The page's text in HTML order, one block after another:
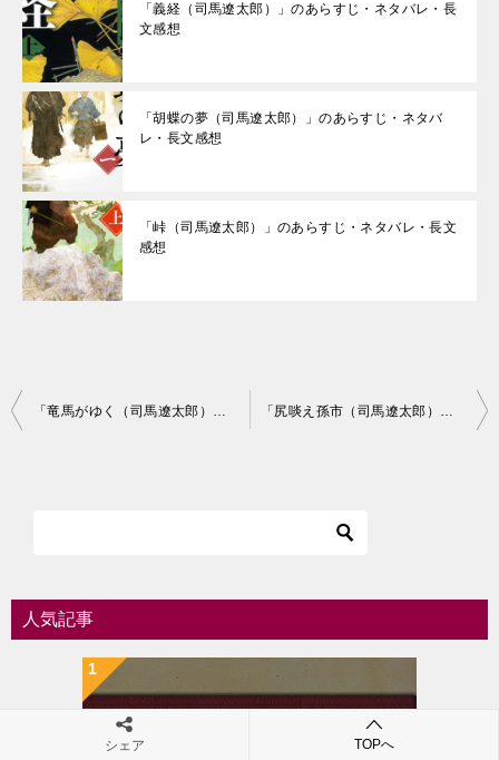
「義経（司馬遼太郎）」のあらすじ・ネタバレ・長
文感想
「胡蝶の夢（司馬遼太郎）」のあらすじ・ネタバ
レ・長文感想
「峠（司馬遼太郎）」のあらすじ・ネタバレ・長文
感想
投
シ
「竜馬がゆく（司馬遼太郎）」のあらすじ・ネタバレ・長文感想 「尻啖え孫市（司馬遼太郎）」のあらすじ・ネタバレ・長文感想
人気記事
シェア TOPへ